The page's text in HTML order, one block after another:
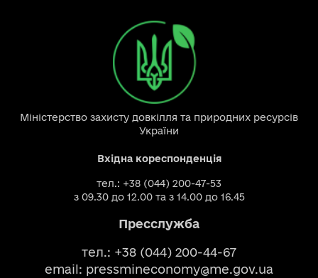
Міністерство захисту довкілля та природних ресурсів
України
Вхідна кореспонденція
тел.: +38 (044) 200-47-53
з 09.30 до 12.00 та з 14.00 до 16.45
Пресслужба
тел.: +38 (044) 200-44-67
email: pressmineconomy@me.gov.ua